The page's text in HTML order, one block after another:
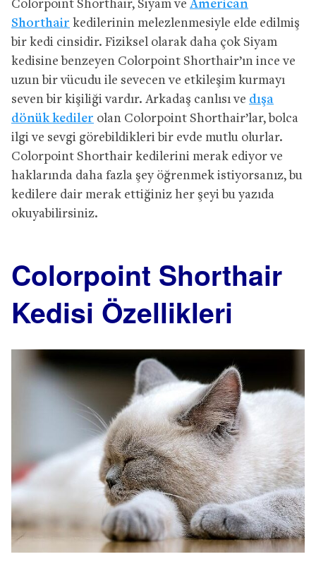
Colorpoint Shorthair, Siyam ve American
Shorthair kedilerinin melezlenmesiyle elde edilmiş
bir kedi cinsidir. Fiziksel olarak daha çok Siyam
kedisine benzeyen Colorpoint Shorthair’ın ince ve
uzun bir vücudu ile sevecen ve etkileşim kurmayı
seven bir kişiliği vardır. Arkadaş canlısı ve dışa
dönük kediler olan Colorpoint Shorthair’lar, bolca
ilgi ve sevgi görebildikleri bir evde mutlu olurlar.
Colorpoint Shorthair kedilerini merak ediyor ve
haklarında daha fazla şey öğrenmek istiyorsanız, bu
kedilere dair merak ettiğiniz her şeyi bu yazıda
okuyabilirsiniz.
Colorpoint Shorthair
Kedisi Özellikleri